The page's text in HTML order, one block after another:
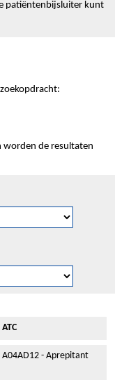
patiëntenbijsluiter kunt
worden de resultaten
ATC
A04AD12 - Aprepitant